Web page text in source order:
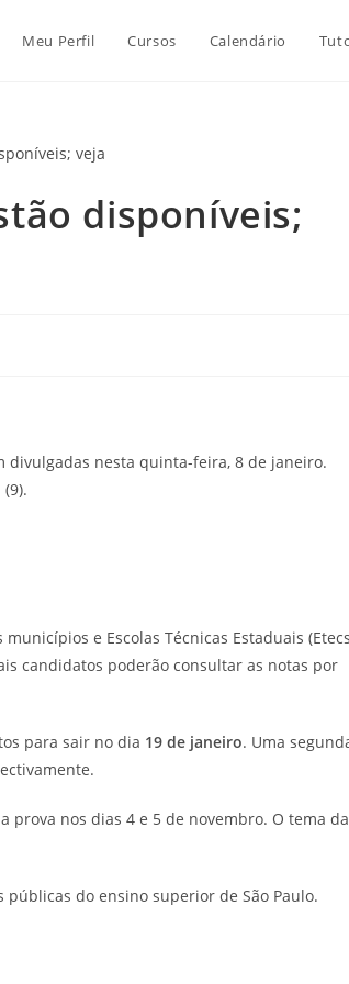
Meu Perfil Cursos Calendário
disponíveis;
divulgadas nesta quinta-feira, 8 de janeiro.
e Escolas Técnicas Estaduais
candidatos poderão consultar as notas por
para sair no dia 19 de janeiro. Uma
nos dias 4 e 5 de novembro. O tema da
do ensino superior de São Paulo.